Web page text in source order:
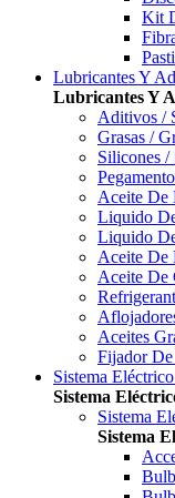
Kit
Lubricantes Y
Lubricantes Y
Aditivos /
Grasas /
Silicones /
Aceite De
Liquido
Liquido
Aceite De
Aceite De
Aceites
Fijador
Sistema
Sistema
Sistema
Sistema